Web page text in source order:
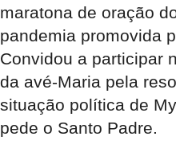
maratona de oração
pandemia promovida
Convidou a participar
da avé-Maria pela
situação política de
pede o Santo Padre.